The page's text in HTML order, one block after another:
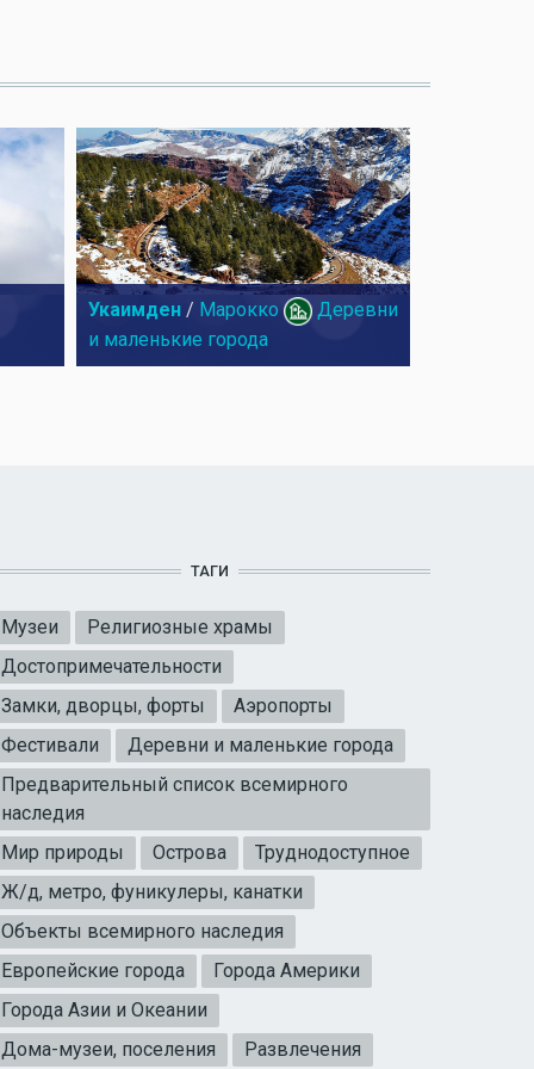
Укаимден / Марокко
Деревни
и маленькие города
ТАГИ
Музеи
Религиозные храмы
Достопримечательности
Замки, дворцы, форты
Аэропорты
Фестивали
Деревни и маленькие города
Предварительный список всемирного
наследия
Мир природы
Острова
Труднодоступное
Ж/д, метро, фуникулеры, канатки
Объекты всемирного наследия
Европейские города
Города Америки
Города Азии и Океании
Дома-музеи, поселения
Развлечения